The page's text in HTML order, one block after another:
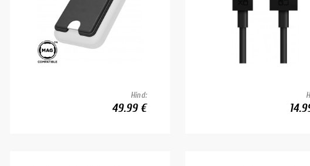
Hind:
49.99 €